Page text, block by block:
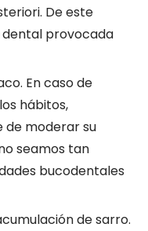
De este
dental provocada
En caso de
hábitos,
moderar su
seamos tan
bucodentales
de sarro.